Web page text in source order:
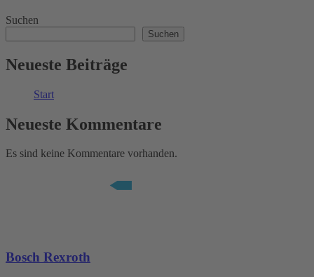
Suchen
Suchen
Neueste Beiträge
Start
Neueste Kommentare
Es sind keine Kommentare vorhanden.
Bosch Rexroth